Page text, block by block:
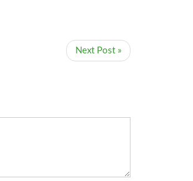
Next Post »